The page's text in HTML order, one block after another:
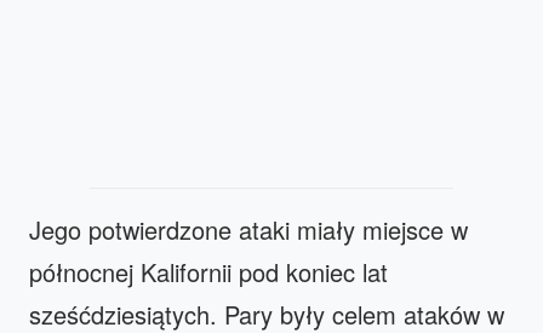
Jego potwierdzone ataki miały miejsce w
północnej Kalifornii pod koniec lat
sześćdziesiątych. Pary były celem ataków w